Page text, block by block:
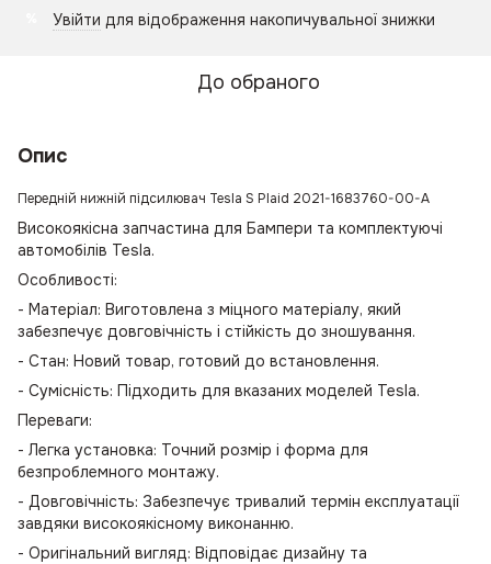
Увійти для відображення накопичувальної знижки
До обраного
Опис
Передній нижній підсилювач Tesla S Plaid 2021-1683760-00-A
Високоякісна запчастина для Бампери та комплектуючі
автомобілів Tesla.
Особливості:
- Матеріал: Виготовлена з міцного матеріалу, який
забезпечує довговічність і стійкість до зношування.
- Стан: Новий товар, готовий до встановлення.
- Сумісність: Підходить для вказаних моделей Tesla.
Переваги:
- Легка установка: Точний розмір і форма для
безпроблемного монтажу.
- Довговічність: Забезпечує тривалий термін експлуатації
завдяки високоякісному виконанню.
- Оригінальний вигляд: Відповідає дизайну та